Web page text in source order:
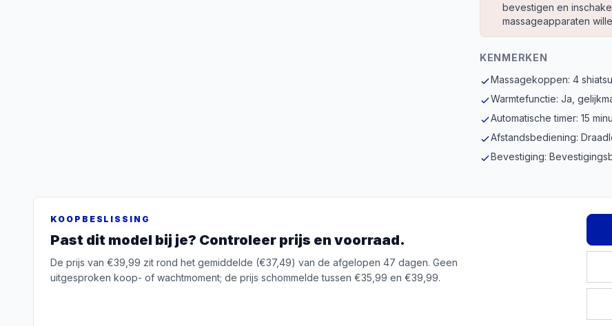
bevestigen en
massageapparaten
KENMERKEN
Massagekoppen: 4
Warmtefunctie: Ja,
Automatische timer: 15
Afstandsbediening:
Bevestiging:
KOOPBESLISSING
Past dit model bij je? Controleer prijs en voorraad.
De prijs van €39,99 zit rond het gemiddelde (€37,49) van de afgelopen 47 dagen. Geen
uitgesproken koop- of wachtmoment; de prijs schommelde tussen €35,99 en €39,99.